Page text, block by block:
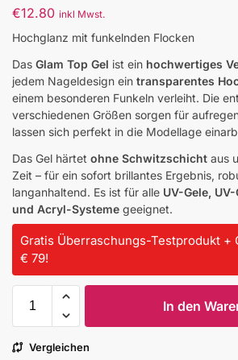
€12.80 inkl Mwst.
Hochglanz mit funkelnden Flocken
Das Glam Top Gel ist ein hochwertiges
jedem Nageldesign ein transparentes
einem besonderen Funkeln verleiht. Die
verschiedenen Größen sorgen für
lassen sich perfekt in die Modellage
Das Gel härtet ohne Schwitzschicht aus
Zeit – für ein sofort brillantes Ergebnis,
langanhaltend. Es ist für alle UV-Gele,
und Acryl-Systeme geeignet.
Gratis Überraschungs-Testprodukt +
€ 79!
In den
Vergleichen